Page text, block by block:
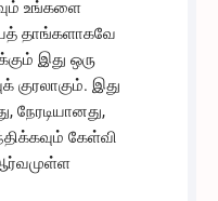
உங்களை
தாங்களாகவே
இது ஒரு
குரலாகும். இது
நேரடியானது,
கேள்வி